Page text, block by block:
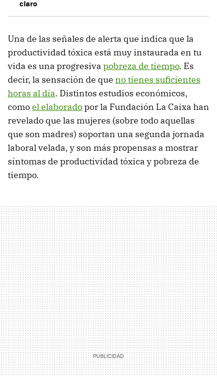
claro
Una de las señales de alerta que indica que la
productividad tóxica está muy instaurada en tu
vida es una progresiva pobreza de tiempo. Es
decir, la sensación de que no tienes suficientes
horas al día. Distintos estudios económicos,
comoel elaboradopor la Fundación La Caixa han
revelado que las mujeres (sobre todo aquellas
que son madres) soportan una segunda jornada
laboral velada, y son más propensas a mostrar
síntomas de productividad tóxica y pobreza de
tiempo.